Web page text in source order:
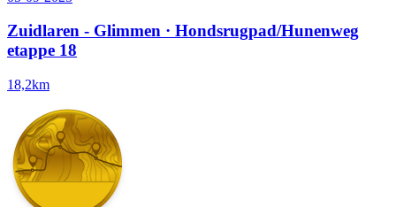
Zuidlaren - Glimmen · Hondsrugpad/Hunenweg
etappe 18
18,2km